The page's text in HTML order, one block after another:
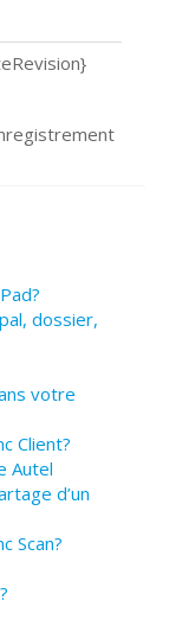
?
dossier,
votre
Client?
Autel
d’un
Scan?